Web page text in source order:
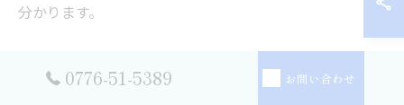
分かります。
塾のカリキュラムでバランス良く力を育てる
0776-51-5389 お問い合わせ